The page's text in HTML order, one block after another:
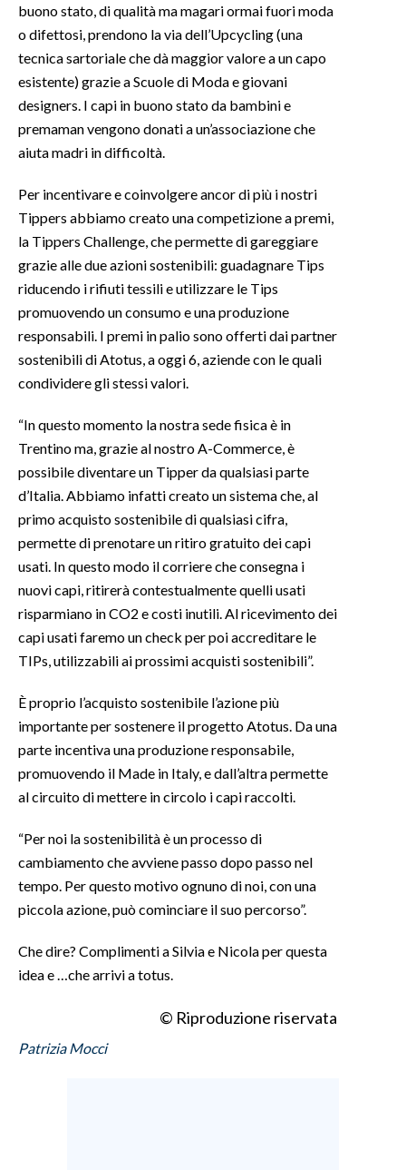
buono stato, di qualità ma magari ormai fuori moda
o difettosi, prendono la via dell’Upcycling (una
tecnica sartoriale che dà maggior valore a un capo
esistente) grazie a Scuole di Moda e giovani
designers. I capi in buono stato da bambini e
premaman vengono donati a un’associazione che
aiuta madri in difficoltà.
Per incentivare e coinvolgere ancor di più i nostri
Tippers abbiamo creato una competizione a premi,
la Tippers Challenge, che permette di gareggiare
grazie alle due azioni sostenibili: guadagnare Tips
riducendo i rifiuti tessili e utilizzare le Tips
promuovendo un consumo e una produzione
responsabili. I premi in palio sono offerti dai partner
sostenibili di Atotus, a oggi 6, aziende con le quali
condividere gli stessi valori.
“In questo momento la nostra sede fisica è in
Trentino ma, grazie al nostro A-Commerce, è
possibile diventare un Tipper da qualsiasi parte
d’Italia. Abbiamo infatti creato un sistema che, al
primo acquisto sostenibile di qualsiasi cifra,
permette di prenotare un ritiro gratuito dei capi
usati. In questo modo il corriere che consegna i
nuovi capi, ritirerà contestualmente quelli usati
risparmiano in CO2 e costi inutili. Al ricevimento dei
capi usati faremo un check per poi accreditare le
TIPs, utilizzabili ai prossimi acquisti sostenibili”.
È proprio l’acquisto sostenibile l’azione più
importante per sostenere il progetto Atotus. Da una
parte incentiva una produzione responsabile,
promuovendo il Made in Italy, e dall’altra permette
al circuito di mettere in circolo i capi raccolti.
“Per noi la sostenibilità è un processo di
cambiamento che avviene passo dopo passo nel
tempo. Per questo motivo ognuno di noi, con una
piccola azione, può cominciare il suo percorso”.
Che dire? Complimenti a Silvia e Nicola per questa
idea e …che arrivi a totus.
© Riproduzione riservata
Patrizia Mocci